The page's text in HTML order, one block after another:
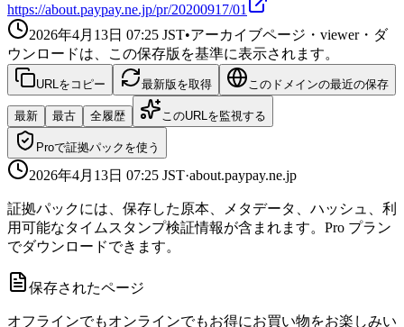
https://about.paypay.ne.jp/pr/20200917/01
2026年4月13日 07:25 JST•アーカイブページ・viewer・ダ
ウンロードは、この保存版を基準に表示されます。
URLをコピー 最新版を取得 このドメインの最近の保存
最新 最古 全履歴 このURLを監視する
Proで証拠パックを使う
2026年4月13日 07:25 JST·about.paypay.ne.jp
証拠パックには、保存した原本、メタデータ、ハッシュ、利
用可能なタイムスタンプ検証情報が含まれます。Pro プラン
でダウンロードできます。
保存されたページ
オフラインでもオンラインでもお得にお買い物をお楽しみい